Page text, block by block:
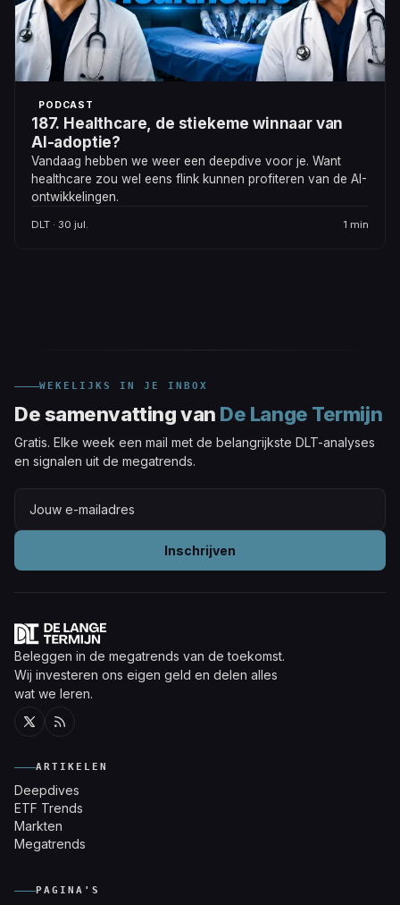
PODCAST
187. Healthcare, de stiekeme winnaar van
AI-adoptie?
Vandaag hebben we weer een deepdive voor je. Want
healthcare zou wel eens flink kunnen profiteren van de AI-
ontwikkelingen.
DLT · 30 jul. 1 min
WEKELIJKS IN JE INBOX
De samenvatting van De Lange Termijn
Gratis. Elke week een mail met de belangrijkste DLT-analyses
en signalen uit de megatrends.
Inschrijven
Beleggen in de megatrends van de toekomst.
Wij investeren ons eigen geld en delen alles
wat we leren.
ARTIKELEN
Deepdives
ETF Trends
Markten
Megatrends
PAGINA'S